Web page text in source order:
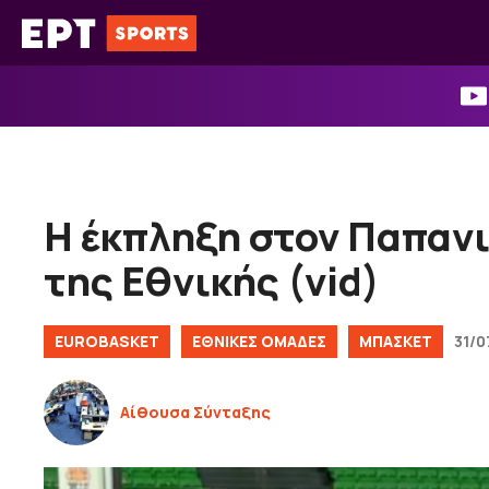
Μετάβαση
σε
Η έκπληξη στον
της Εθνικής (vid)
EUROBASKET EΘΝΙΚΈΣ OΜΆΔΕΣ ΜΠΑΣΚΕΤ 31/
Αίθουσα Σύνταξης